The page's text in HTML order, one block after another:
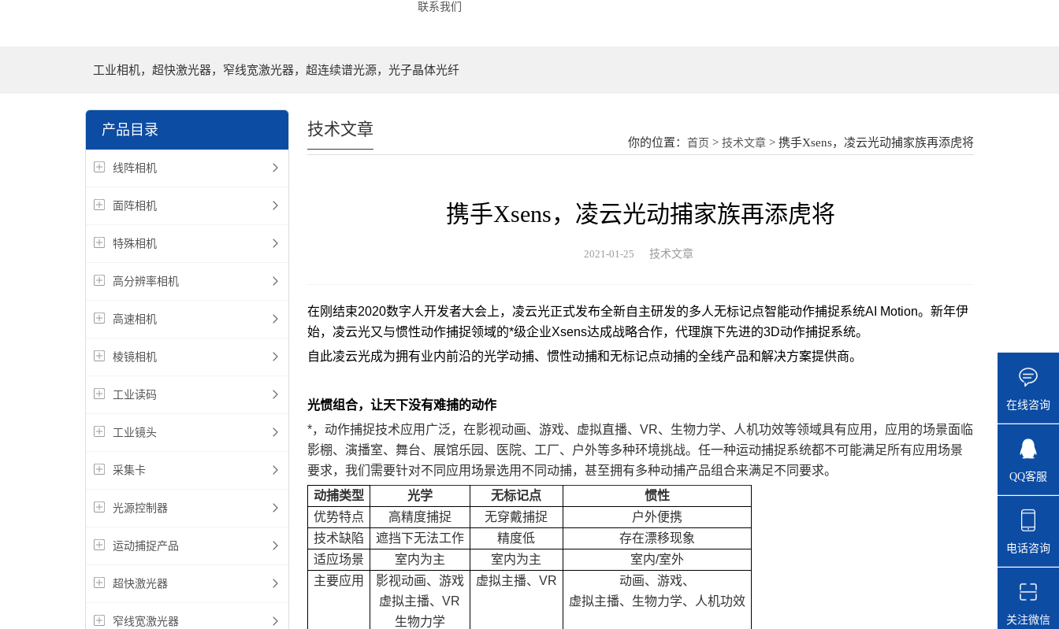
联系我们
工业相机，超快激光器，窄线宽激光器，超连续谱光源，光子晶体光纤
产品目录
线阵相机
面阵相机
特殊相机
高分辨率相机
高速相机
棱镜相机
工业读码
工业镜头
采集卡
光源控制器
运动捕捉产品
超快激光器
窄线宽激光器
你的位置：首页 >技术文章 > 携手Xsens，凌云光动捕家族再添虎将
技术文章
携手Xsens，凌云光动捕家族再添虎将
2021-01-25 技术文章
在刚结束2020数字人开发者大会上，凌云光正式发布全新自主研发的多人无标记点智能动作捕捉系统AI Motion。新年伊
始，凌云光又与惯性动作捕捉领域的*级企业Xsens达成战略合作，代理旗下先进的3D动作捕捉系统。
自此凌云光成为拥有业内前沿的光学动捕、惯性动捕和无标记点动捕的全线产品和解决方案提供商。
光惯组合，让天下没有难捕的动作
*，动作捕捉技术应用广泛，在影视动画、游戏、虚拟直播、VR、生物力学、人机功效等领域具有应用，应用的场景面临
影棚、演播室、舞台、展馆乐园、医院、工厂、户外等多种环境挑战。任一种运动捕捉系统都不可能满足所有应用场景
要求，我们需要针对不同应用场景选用不同动捕，甚至拥有多种动捕产品组合来满足不同要求。
动捕类型
光学 无标记点
惯性
优势特点
高精度捕捉 无穿戴捕捉
户外便携
技术缺陷
遮挡下无法工作 精度低
存在漂移现象
适应场景
室内为主 室内为主
室内/室外
主要应用
影视动画、游戏
虚拟主播、VR
生物力学
虚拟主播、VR
动画、游戏、
虚拟主播、生物力学、人机功效
在线咨询
QQ客服
电话咨询
关注微信